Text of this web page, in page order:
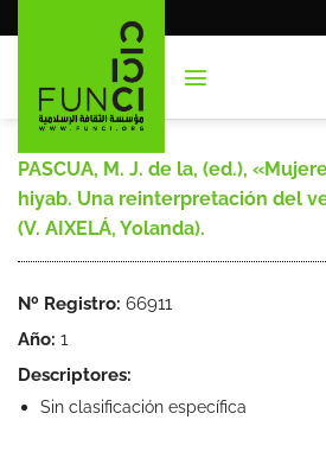
al
PASCUA, M. J. de la, (ed.),
hiyab. Una reinterpretación del
(V. AIXELÁ, Yolanda).
Nº Registro: 66911
Año: 1
Descriptores:
Sin clasificación específica